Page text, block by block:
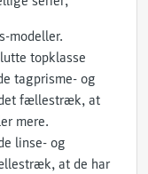
modeller.
topklasse
tagprisme- og
fællestræk, at
mere.
linse- og
at de har